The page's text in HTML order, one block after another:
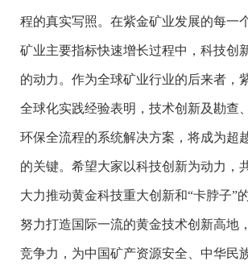
程的真实写照。在紫金矿业发展的每一
矿业主要指标快速增长过程中，科技创
的动力。作为全球矿业行业的后来者，
全球化实践经验表明，技术创新及勘查
环保全流程的系统解决方案，将成为超
的关键。希望大家以科技创新为动力，
大力推动黄金科技重大创新和“卡脖子”
努力打造国际一流的黄金技术创新高地
竞争力，为中国矿产资源安全、中华民